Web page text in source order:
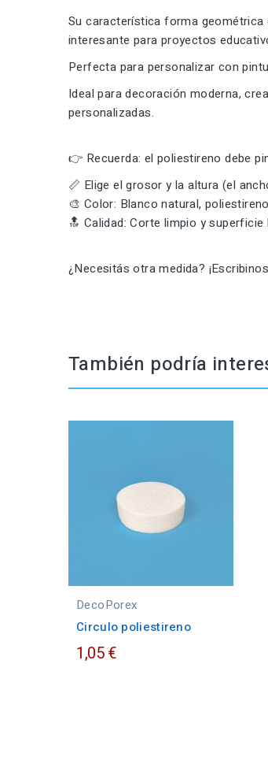
Su característica forma
interesante para proyectos
Perfecta para personalizar con
Ideal para decoración moderna,
personalizadas.
👉 Recuerda: el poliestireno debe
📏 Elige el grosor y la altura (el
🎨 Color: Blanco natural,
🔝 Calidad: Corte limpio y
¿Necesitás otra medida?
También podría
DecoPorex
Circulo poliestireno
1,05 €